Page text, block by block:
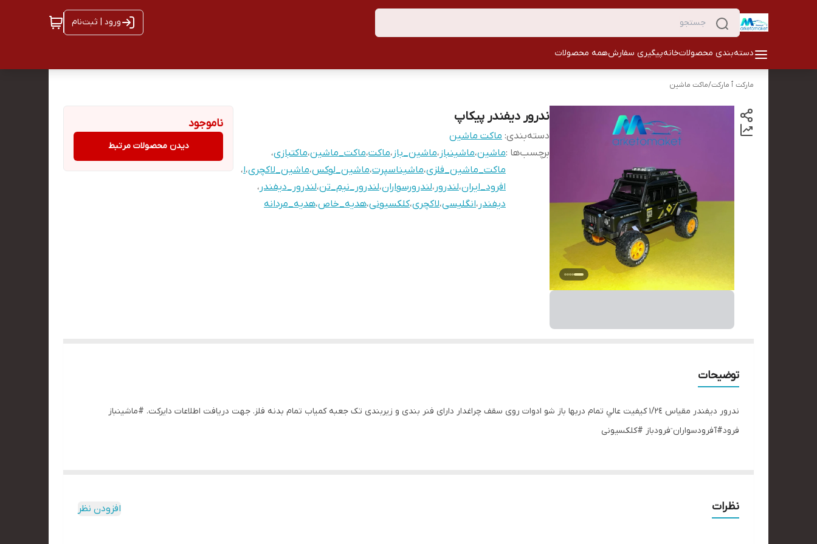
ورود | ثبت‌نام
دسته‌بندی محصولاتخانهپیگیری سفارشهمه محصولات
مارکت ٱ مارکت/ماکت ماشین
ندرور دیفندر پیکاپ
دسته‌بندی: ماکت ماشین
برچسب‌ها :ماشین،ماشینباز ،ماشین_باز ،ماکت،ماکت_ماشین،ماکتبازی،
ماکت_ماشین_فلزی،ماشیناسپرت،ماشین_لوکس،ماشین_لاکچری،ا،
افرود_ایران،لندرور ،لندرورسواران،لندرور_نیم_تن،لندرور_دیفندر ،
دیفندر ،انگلیسی،لاکچری،کلکسیونی،هدیه_خاص،هدیه_مردانه
ناموجود
دیدن محصولات مرتبط
توضیحات
ندرور ديفندر مقياس ١/٢٤ كيفيت عالي تمام دربها باز شو ادوات روی سقف چراغدار دارای فنر بندی و زیربندی تک جعبه کمیاب تمام بدنه فلز. جهت دریافت اطلاعات دایرکت. #ماشینباز
ٓفرود#آفرودسواران ٓفرودباز #کلکسیونی
نظرات افزودن نظر